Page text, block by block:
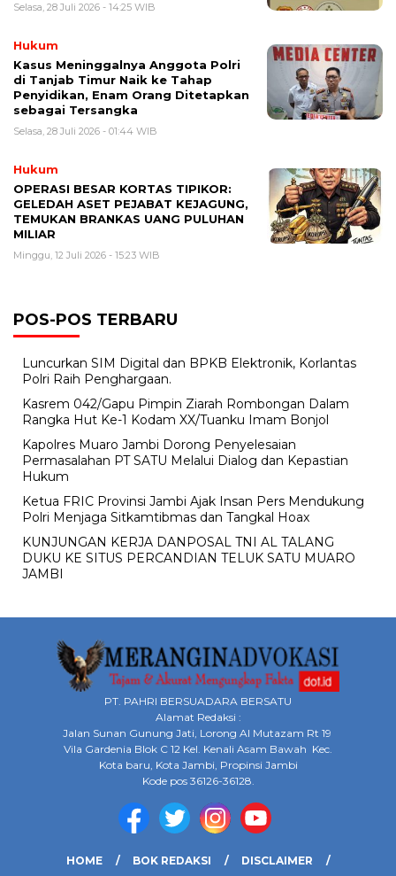
Selasa, 28 Juli 2026 - 14:25 WIB
Hukum
Kasus Meninggalnya Anggota Polri
di Tanjab Timur Naik ke Tahap
Penyidikan, Enam Orang Ditetapkan
sebagai Tersangka
Selasa, 28 Juli 2026 - 01:44 WIB
Hukum
OPERASI BESAR KORTAS TIPIKOR:
GELEDAH ASET PEJABAT KEJAGUNG,
TEMUKAN BRANKAS UANG PULUHAN
MILIAR
Minggu, 12 Juli 2026 - 15:23 WIB
POS-POS TERBARU
Luncurkan SIM Digital dan BPKB Elektronik, Korlantas
Polri Raih Penghargaan.
Kasrem 042/Gapu Pimpin Ziarah Rombongan Dalam
Rangka Hut Ke-1 Kodam XX/Tuanku Imam Bonjol
Kapolres Muaro Jambi Dorong Penyelesaian
Permasalahan PT SATU Melalui Dialog dan Kepastian
Hukum
Ketua FRIC Provinsi Jambi Ajak Insan Pers Mendukung
Polri Menjaga Sitkamtibmas dan Tangkal Hoax
KUNJUNGAN KERJA DANPOSAL TNI AL TALANG
DUKU KE SITUS PERCANDIAN TELUK SATU MUARO
JAMBI
PT. PAHRI BERSUADARA BERSATU
Alamat Redaksi :
Jalan Sunan Gunung Jati, Lorong Al Mutazam Rt 19
Vila Gardenia Blok C 12 Kel. Kenali Asam Bawah Kec.
Kota baru, Kota Jambi, Propinsi Jambi
Kode pos 36126-36128.
HOME BOK REDAKSI DISCLAIMER